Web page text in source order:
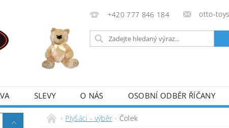
+420 777 846 184 otto-
SLEVY O NÁS OSOBNÍ ODBĚR ŘÍČANY
Plyšáci - výběr Čolek